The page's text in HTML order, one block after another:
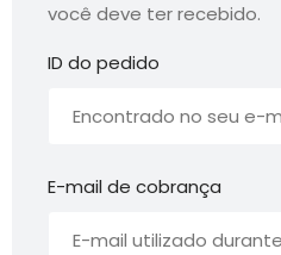
você deve ter recebido.
ID do pedido
E-mail de cobrança